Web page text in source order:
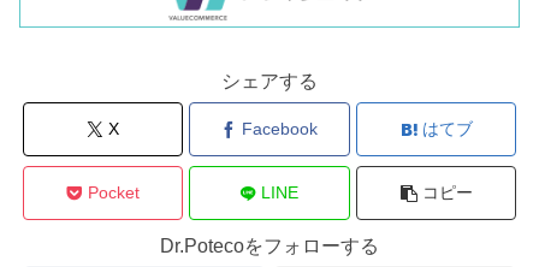
シェアする
X Facebook はてブ
Pocket LINE コピー
Dr.Potecoをフォローする